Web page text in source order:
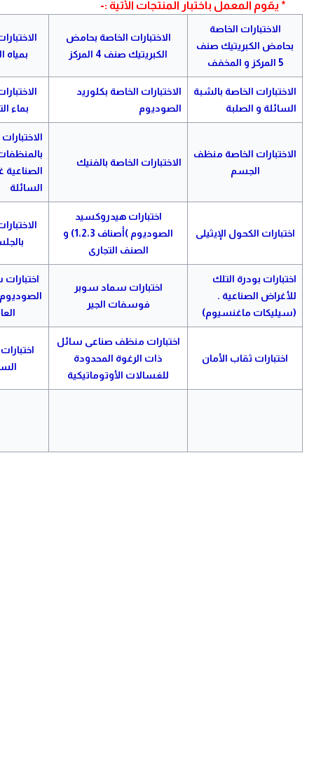
* يقوم المعمل باختبار المنتجات الأتية :-
الاختبارات الخاصة
بحامض الكبريتيك صنف
5 المركز و المخفف
الاختبارات الخاصة بحامض
الكبريتيك صنف 4 المركز
بمياه
الاختبارات الخاصة بالشبة
السائلة و الصلبة
الاختبارات الخاصة بكلوريد
الصوديوم
بماء
الاختبارات الخاصة منظف
الجسم
الاختبارات الخاصة بالفنيك
الصناعية
السائلة
اختبارات الكحول الإيثيلى
اختبارات هيدروكسيد
الصوديوم )أصناف 1،2،3) و
الصنف التجارى
اختبارات بودرة التلك
للأغراض الصناعية .
(سيليكات ماغنسيوم)
اختبارات سماد سوبر
فوسفات الجير
اختبارات ثقاب الأمان
اختبارات منظف صناعى سائل
ذات الرغوة المحدودة
للغسالات الأوتوماتيكية